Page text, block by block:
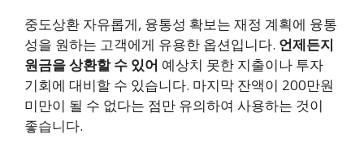
중도상환 자유롭게, 융통성 확보는 재정 계획에 융통
성을 원하는 고객에게 유용한 옵션입니다. 언제든지
원금을 상환할 수 있어 예상치 못한 지출이나 투자
기회에 대비할 수 있습니다. 마지막 잔액이 200만원
미만이 될 수 없다는 점만 유의하여 사용하는 것이
좋습니다.